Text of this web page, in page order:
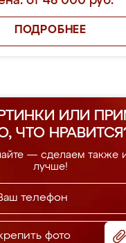
ПОДРОБНЕЕ
ИЛИ
ЧТО
— сделаем также
лучше!
фото